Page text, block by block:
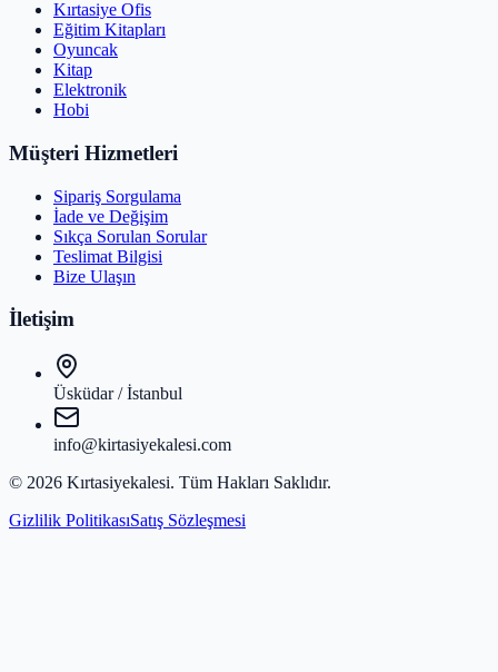
Kırtasiye Ofis
Eğitim Kitapları
Oyuncak
Kitap
Elektronik
Hobi
Müşteri Hizmetleri
Sipariş Sorgulama
İade ve Değişim
Sıkça Sorulan Sorular
Teslimat Bilgisi
Bize Ulaşın
İletişim
Üsküdar / İstanbul
info@kirtasiyekalesi.com
© 2026 Kırtasiyekalesi. Tüm Hakları Saklıdır.
Gizlilik PolitikasıSatış Sözleşmesi